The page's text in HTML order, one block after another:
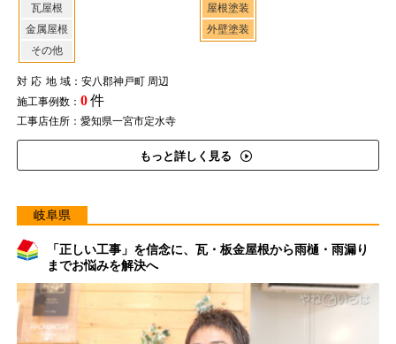
瓦屋根
金属屋根
その他
屋根塗装
外壁塗装
対応地域：安八郡神戸町 周辺
施工事例数： 0件
工事店住所：愛知県一宮市定水寺
もっと詳しく見る
岐阜県
「正しい工事」を信念に、瓦・板金屋根から雨樋・雨漏り
までお悩みを解決へ